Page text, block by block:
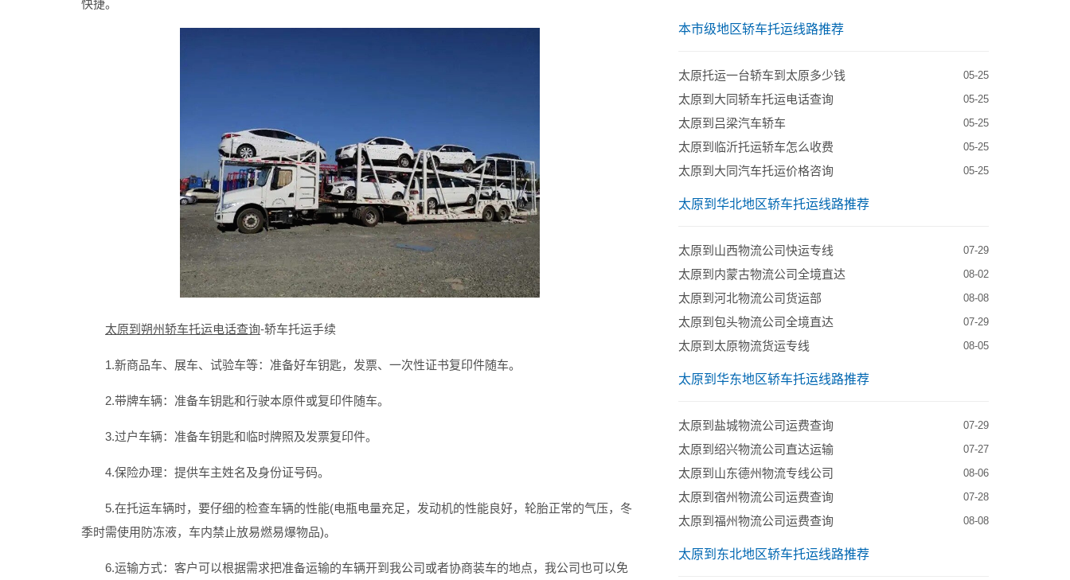
快捷。
太原到朔州轿车托运电话查询-轿车托运手续
1.新商品车、展车、试验车等：准备好车钥匙，发票、一次性证书复印件随车。
2.带牌车辆：准备车钥匙和行驶本原件或复印件随车。
3.过户车辆：准备车钥匙和临时牌照及发票复印件。
4.保险办理：提供车主姓名及身份证号码。
5.在托运车辆时，要仔细的检查车辆的性能(电瓶电量充足，发动机的性能良好，轮胎正常的气压，冬
季时需使用防冻液，车内禁止放易燃易爆物品)。
6.运输方式：客户可以根据需求把准备运输的车辆开到我公司或者协商装车的地点，我公司也可以免
本市级地区轿车托运线路推荐
太原托运一台轿车到太原多少钱 05-25
太原到大同轿车托运电话查询 05-25
太原到吕梁汽车轿车 05-25
太原到临沂托运轿车怎么收费 05-25
太原到大同汽车托运价格咨询 05-25
太原到华北地区轿车托运线路推荐
太原到山西物流公司快运专线 07-29
​太原到内蒙古物流公司全境直达 08-02
太原到河北物流公司货运部 08-08
​太原到包头物流公司全境直达 07-29
太原到太原物流货运专线 08-05
太原到华东地区轿车托运线路推荐
太原到盐城物流公司运费查询 07-29
太原到绍兴物流公司直达运输 07-27
太原到山东德州物流专线公司 08-06
太原到宿州物流公司运费查询 07-28
太原到福州物流公司运费查询 08-08
太原到东北地区轿车托运线路推荐